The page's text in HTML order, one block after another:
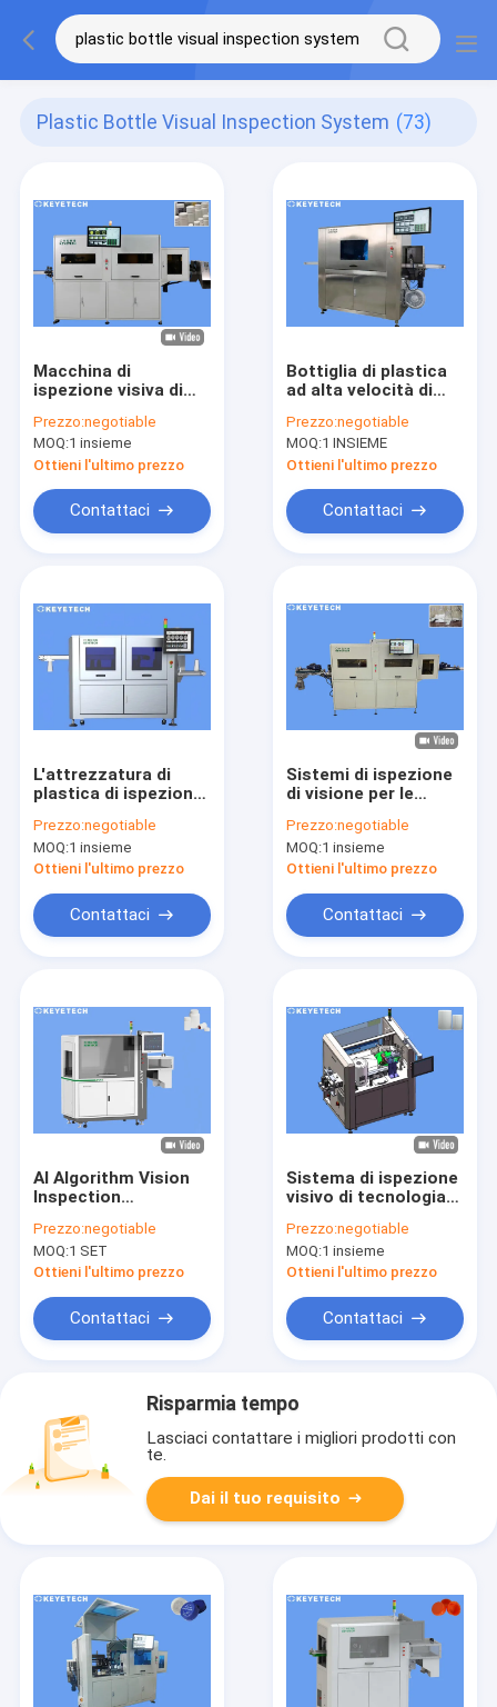
Plastic Bottle Visual Inspection System (73)
Macchina di
ispezione visiva di
plastica con
l'esposizione di
immagine del tappo
di bottiglia
Prezzo:negotiable
MOQ:1 insieme
Ottieni l'ultimo prezzo
Contattaci
Bottiglia di plastica
ad alta velocità di
System For 40mm-
60mm
Prezzo:negotiable
MOQ:1 INSIEME
Ottieni l'ultimo prezzo
Contattaci
L'attrezzatura di
plastica di ispezione
Brown dell'ANIMALE
DOMESTICO con
promuove online
Prezzo:negotiable
MOQ:1 insieme
Ottieni l'ultimo prezzo
Contattaci
Sistemi di ispezione
di visione per le
contenitori di
plastica vuoti
Prezzo:negotiable
MOQ:1 insieme
Ottieni l'ultimo prezzo
Contattaci
AI Algorithm Vision
Inspection
contenitori di
bottiglie di plastica
rigida
Prezzo:negotiable
MOQ:1 SET
Ottieni l'ultimo prezzo
Contattaci
Sistema di ispezione
visivo di tecnologia
plastica di diametro
basso
Prezzo:negotiable
MOQ:1 insieme
Ottieni l'ultimo prezzo
Contattaci
Risparmia tempo
Lasciaci contattare i migliori prodotti con
te.
Dai il tuo requisito